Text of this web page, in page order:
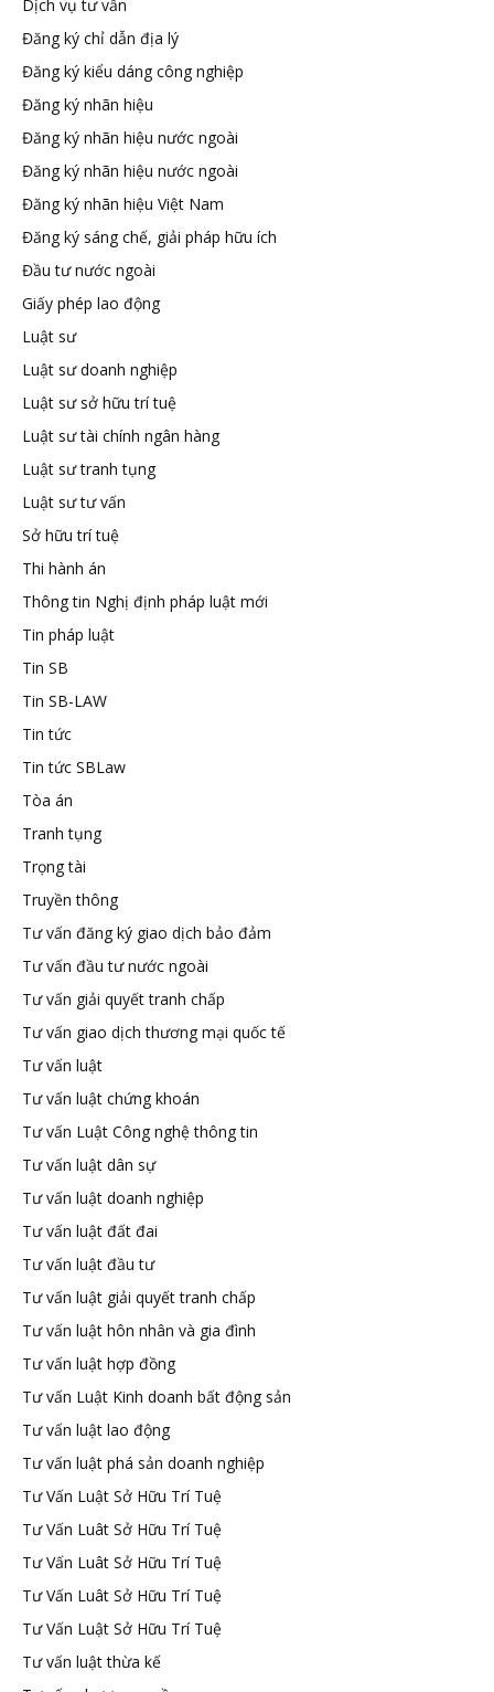
hữu
tuệ
Dịch vụ tư vấn
Đăng ký chỉ dẫn địa lý
Đăng ký kiểu dáng công nghiệp
Đăng ký nhãn hiệu
Đăng ký nhãn hiệu nước ngoài
Đăng ký nhãn hiệu nước ngoài
Đăng ký nhãn hiệu Việt Nam
Đăng ký sáng chế, giải pháp hữu ích
Đầu tư nước ngoài
Giấy phép lao động
Luật sư
Luật sư doanh nghiệp
Luật sư sở hữu trí tuệ
Luật sư tài chính ngân hàng
Luật sư tranh tụng
Luật sư tư vấn
Sở hữu trí tuệ
Thi hành án
Thông tin Nghị định pháp luật mới
Tin pháp luật
Tin SB
Tin SB-LAW
Tin tức
Tin tức SBLaw
Tòa án
Tranh tụng
Trọng tài
Truyền thông
Tư vấn đăng ký giao dịch bảo đảm
Tư vấn đầu tư nước ngoài
Tư vấn giải quyết tranh chấp
Tư vấn giao dịch thương mại quốc tế
Tư vấn luật
Tư vấn luật chứng khoán
Tư vấn Luật Công nghệ thông tin
Tư vấn luật dân sự
Tư vấn luật doanh nghiệp
Tư vấn luật đất đai
Tư vấn luật đầu tư
Tư vấn luật giải quyết tranh chấp
Tư vấn luật hôn nhân và gia đình
Tư vấn luật hợp đồng
Tư vấn Luật Kinh doanh bất động sản
Tư vấn luật lao động
Tư vấn luật phá sản doanh nghiệp
Tư Vấn Luật Sở Hữu Trí Tuệ
Tư Vấn Luât Sở Hữu Trí Tuệ
Tư Vấn Luât Sở Hữu Trí Tuệ
Tư Vấn Luât Sở Hữu Trí Tuệ
Tư Vấn Luật Sở Hữu Trí Tuệ
Tư vấn luật thừa kế